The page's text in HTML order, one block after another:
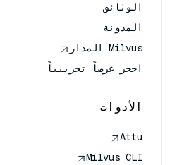
الوثائق
المدونة
Milvus المدار
احجز عرضاً تجريبياً
الأدوات
Attu
Milvus CLI